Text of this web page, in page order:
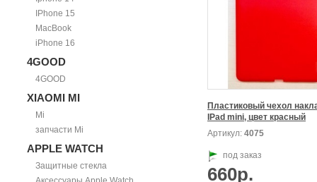
IPhone 15
MacBook
iPhone 16
4GOOD
4GOOD
XIAOMI MI
Mi
запчасти Mi
APPLE WATCH
Защитные стекла
Пластиковый чехол
IPad mini, цвет красный
Артикул: 4075
под заказ
660р.